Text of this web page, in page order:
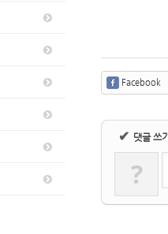
Facebook
✔ 댓글 쓰기
?